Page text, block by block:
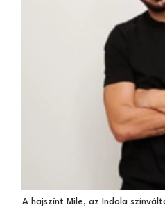
A hajszínt Mile, az Indola